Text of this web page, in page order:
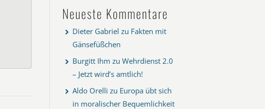
Neueste Kommentare
Dieter Gabriel zu Fakten mit
Gänsefüßchen
Burgitt Ihm zu Wehrdienst 2.0
– Jetzt wird’s amtlich!
Aldo Orelli zu Europa übt sich
in moralischer Bequemlichkeit